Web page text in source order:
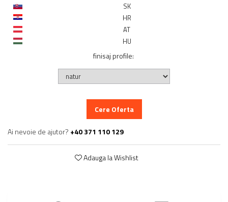
SK
HR
AT
HU
finisaj profile:
Cere Oferta
Ai nevoie de ajutor? +40 371 110 129
Adauga la Wishlist